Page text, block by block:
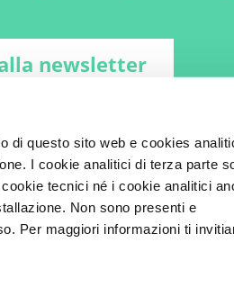
di questo sito web e cookies
I cookie analitici di terza parte
tecnici né i cookie analitici
Non sono presenti e
Per maggiori informazioni ti
newsletter